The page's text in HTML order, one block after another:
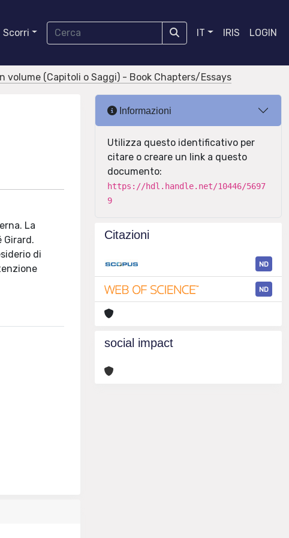
Scorri IT IRIS LOGIN
volume (Capitoli o Saggi) - Book Chapters/Essays
La
Girard.
di
Informazioni
Utilizza questo identificativo per
citare o creare un link a questo
documento:
https://hdl.handle.net/10446/5697
9
Citazioni
ND
ND
social impact